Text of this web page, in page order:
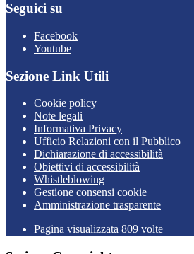
Seguici su
Facebook
Youtube
Sezione Link Utili
Cookie policy
Note legali
Informativa Privacy
Ufficio Relazioni con il Pubblico
Dichiarazione di accessibilità
Obiettivi di accessibilità
Whistleblowing
Gestione consensi cookie
Amministrazione trasparente
Pagina visualizzata 809 volte